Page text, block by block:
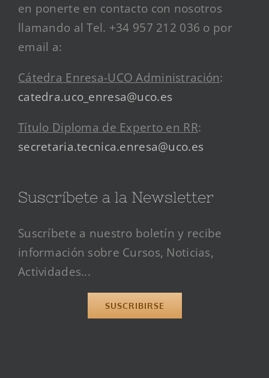
en ponerte en contacto con nosotros
llamando al Tel. +34 957 212 036 o por
email a:
Cátedra Enresa-UCO Administración:
catedra.uco_enresa@uco.es
Título Diploma de Experto en RR:
secretaria.tecnica.enresa@uco.es
Suscríbete a la Newsletter
Suscríbete a nuestro boletín y recibe
información sobre Cursos, Noticias,
Actividades...
SUSCRIBIRSE